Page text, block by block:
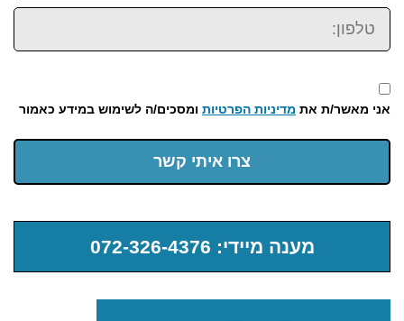
טלפון:
אני מאשר/ת את מדיניות הפרטיות ומסכים/ה לשימוש במידע כאמור
צרו איתי קשר
מענה מיידי: 072-326-4376